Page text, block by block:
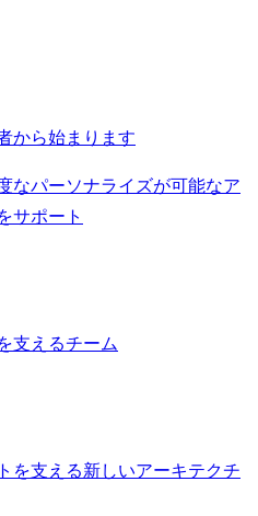
から始まります
なパーソナライズが可能なア
サポート
支えるチーム
を支える新しいアーキテクチ